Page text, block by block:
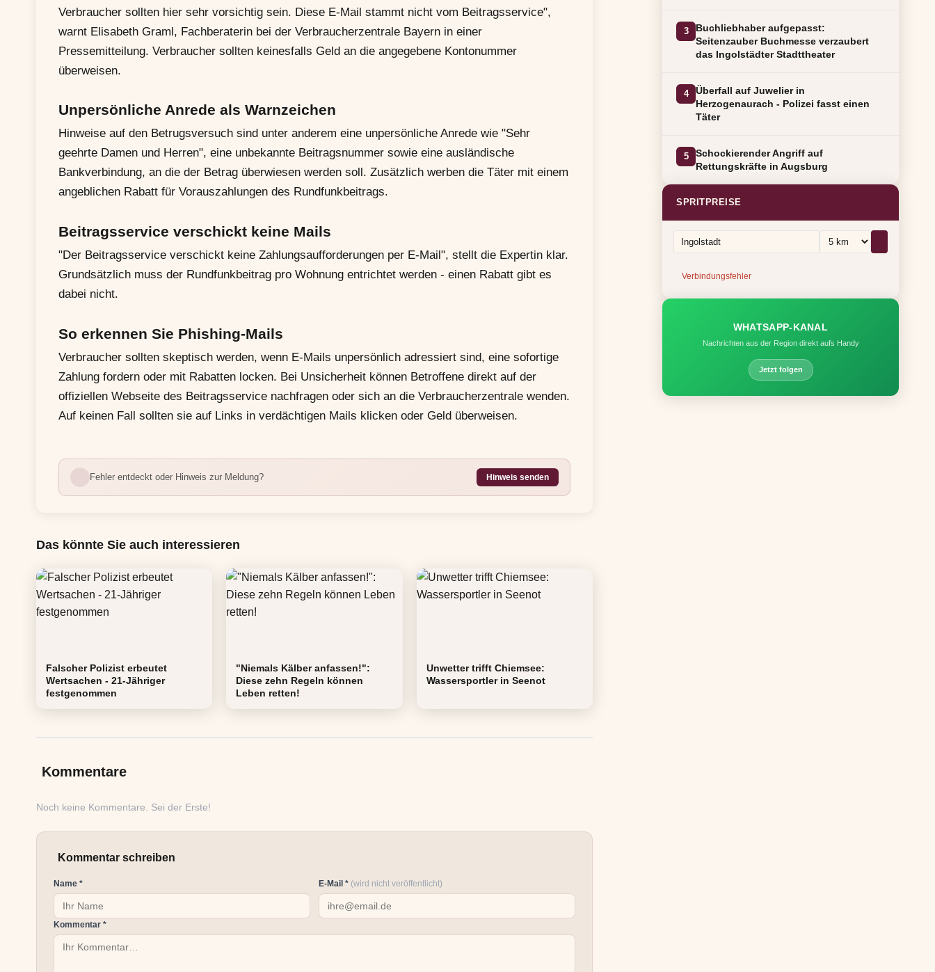
Verbraucher sollten hier sehr vorsichtig sein. Diese E-Mail stammt nicht vom Beitragsservice",
warnt Elisabeth Graml, Fachberaterin bei der Verbraucherzentrale Bayern in einer
Pressemitteilung. Verbraucher sollten keinesfalls Geld an die angegebene Kontonummer
überweisen.
Unpersönliche Anrede als Warnzeichen
Hinweise auf den Betrugsversuch sind unter anderem eine unpersönliche Anrede wie "Sehr
geehrte Damen und Herren", eine unbekannte Beitragsnummer sowie eine ausländische
Bankverbindung, an die der Betrag überwiesen werden soll. Zusätzlich werben die Täter mit einem
angeblichen Rabatt für Vorauszahlungen des Rundfunkbeitrags.
Beitragsservice verschickt keine Mails
"Der Beitragsservice verschickt keine Zahlungsaufforderungen per E-Mail", stellt die Expertin klar.
Grundsätzlich muss der Rundfunkbeitrag pro Wohnung entrichtet werden - einen Rabatt gibt es
dabei nicht.
So erkennen Sie Phishing-Mails
Verbraucher sollten skeptisch werden, wenn E-Mails unpersönlich adressiert sind, eine sofortige
Zahlung fordern oder mit Rabatten locken. Bei Unsicherheit können Betroffene direkt auf der
offiziellen Webseite des Beitragsservice nachfragen oder sich an die Verbraucherzentrale wenden.
Auf keinen Fall sollten sie auf Links in verdächtigen Mails klicken oder Geld überweisen.
Fehler entdeckt oder Hinweis zur Meldung? Hinweis senden
Das könnte Sie auch interessieren
Falscher Polizist erbeutet
Wertsachen - 21-Jähriger
festgenommen
"Niemals Kälber anfassen!":
Diese zehn Regeln können
Leben retten!
Unwetter trifft Chiemsee:
Wassersportler in Seenot
Kommentare
Noch keine Kommentare. Sei der Erste!
Kommentar schreiben
Name * E-Mail * (wird nicht veröffentlicht)
Kommentar *
3
Buchliebhaber aufgepasst:
Seitenzauber Buchmesse verzaubert
das Ingolstädter Stadttheater
4
Überfall auf Juwelier in
Herzogenaurach - Polizei fasst einen
Täter
5
Schockierender Angriff auf
Rettungskräfte in Augsburg
SPRITPREISE
Verbindungsfehler
WHATSAPP-KANAL
Nachrichten aus der Region direkt aufs Handy
Jetzt folgen